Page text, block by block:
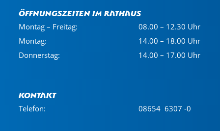
Öffnungszeiten im Rathaus
Montag – Freitag:
08.00 – 12.30 Uhr
Montag:
14.00 – 18.00 Uhr
Donnerstag:
14.00 – 17.00 Uhr
Kontakt
Telefon: 08654 6307 -0